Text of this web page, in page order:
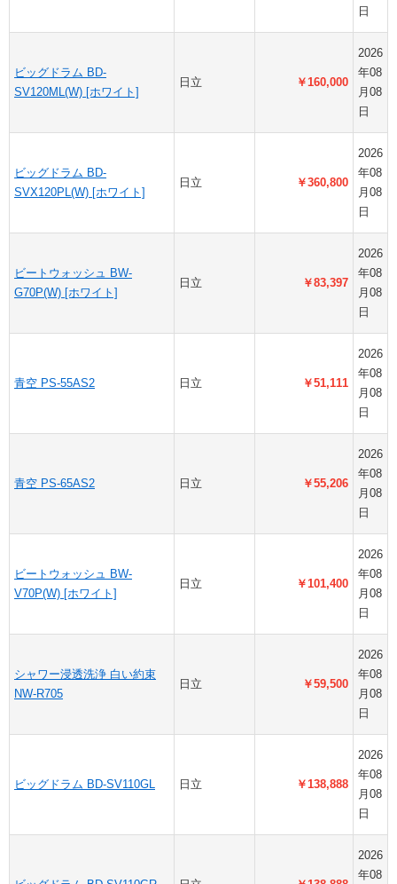
日
ビッグドラム BD-
SV120ML(W) [ホワイト]
日立 ￥160,000
2026
年08
月08
日
ビッグドラム BD-
SVX120PL(W) [ホワイト]
日立 ￥360,800
2026
年08
月08
日
ビートウォッシュ BW-
G70P(W) [ホワイト]
日立 ￥83,397
2026
年08
月08
日
青空 PS-55AS2 日立 ￥51,111
2026
年08
月08
日
青空 PS-65AS2 日立 ￥55,206
2026
年08
月08
日
ビートウォッシュ BW-
V70P(W) [ホワイト]
日立 ￥101,400
2026
年08
月08
日
シャワー浸透洗浄 白い約束
NW-R705
日立 ￥59,500
2026
年08
月08
日
ビッグドラム BD-SV110GL 日立 ￥138,888
2026
年08
月08
日
2026
年08